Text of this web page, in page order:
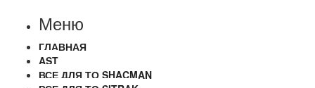
Меню
ГЛАВНАЯ
AST
ВСЕ ДЛЯ ТО SHACMAN